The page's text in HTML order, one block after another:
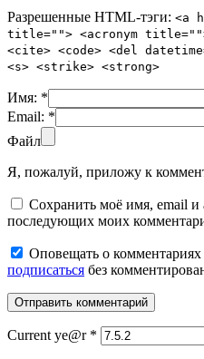
Разрешенные HTML-тэги: <a
title=""> <acronym
<cite> <code> <del
<s> <strike> <strong>
Имя: *
Email: *
Файл
Я, пожалуй, приложу к
Сохранить моё имя, email и
последующих моих
Оповещать о
подписаться без
Current ye@r *